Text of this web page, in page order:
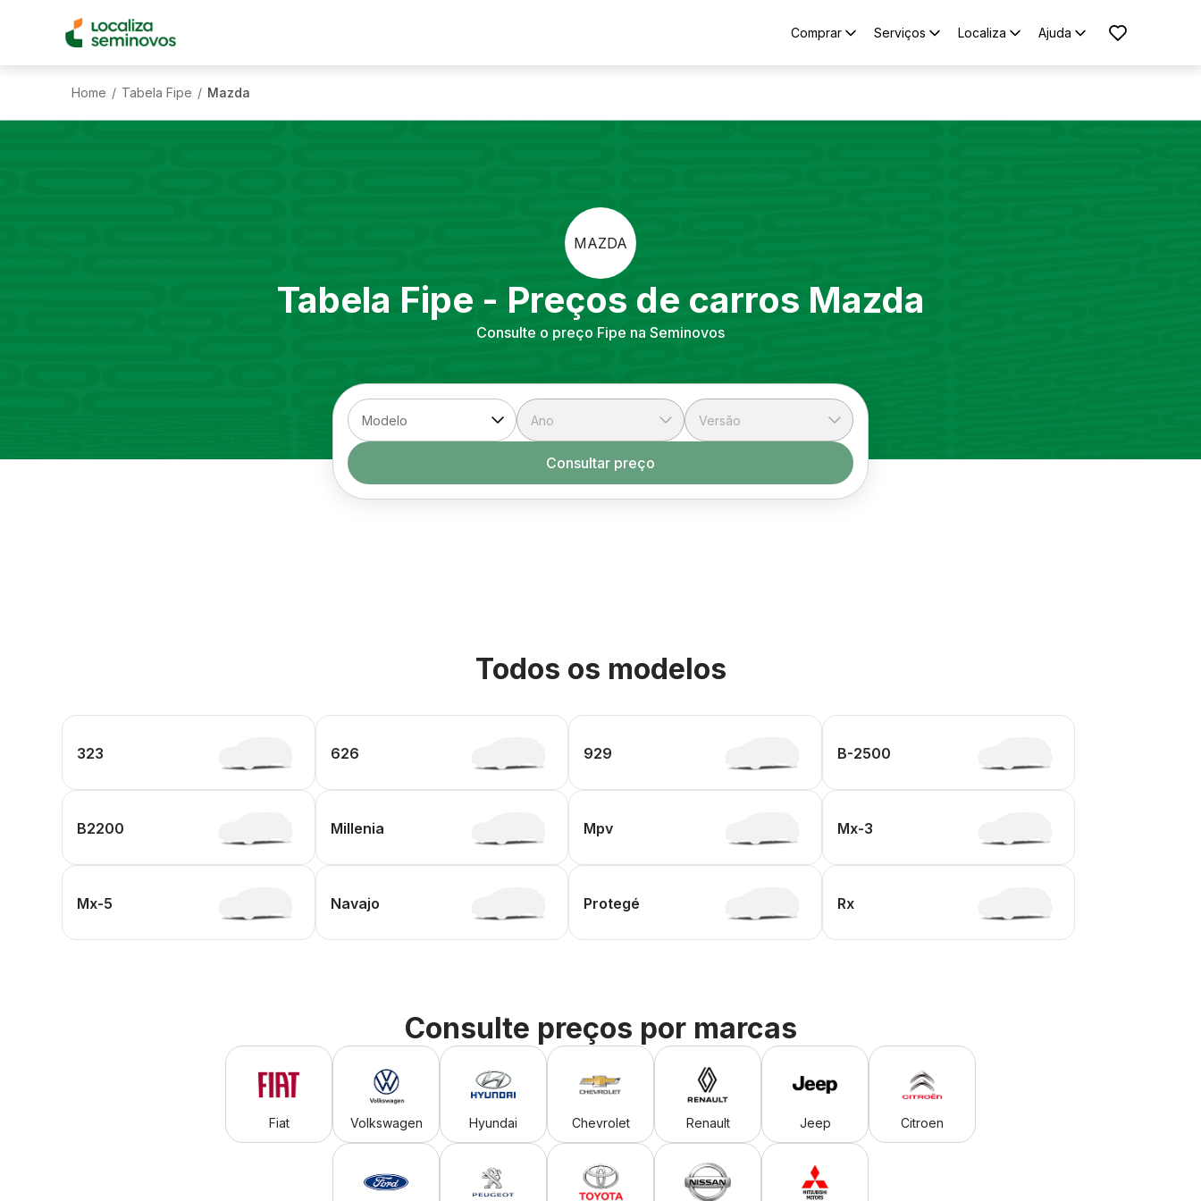
Comprar Serviços Localiza Ajuda
Home / Tabela Fipe / Mazda
MAZDA
Tabela Fipe - Preços de carros Mazda
Consulte o preço Fipe na Seminovos
Consultar preço
Todos os modelos
323 626 929 B-2500
B2200 Millenia Mpv Mx-3
Mx-5 Navajo Protegé Rx
Consulte preços por marcas
Fiat Volkswagen Hyundai Chevrolet Renault Jeep Citroen